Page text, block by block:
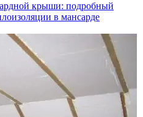
крыши: подробный
в мансарде